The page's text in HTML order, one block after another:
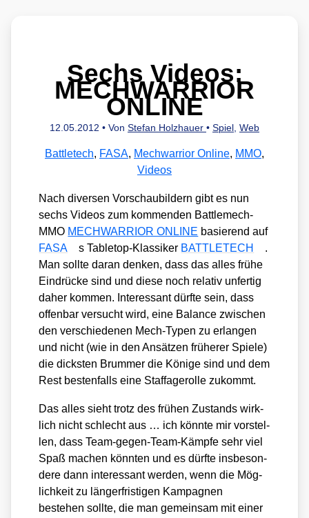
Sechs Videos:
MECHWARRIOR
ONLINE
12.05.2012 • Von Stefan Holzhauer • Spiel , Web
Battletech, FASA, Mechwarrior Online, MMO,
Videos
Nach diver­sen Vor­schau­bil­dern gibt es nun
sechs Vide­os zum kom­men­den Batt­le­mech-
MMO MECHWARRIOR ONLINE basie­rend auf
FASA
s Table­top-Klas­si­ker BATTLETECH
.
Man soll­te dar­an den­ken, dass das alles frü­he
Ein­drü­cke sind und die­se noch rela­tiv unfer­tig
daher kom­men. Inter­es­sant dürf­te sein, dass
offen­bar ver­sucht wird, eine Balan­ce zwi­schen
den ver­schie­de­nen Mech-Typen zu erlan­gen
und nicht (wie in den Ansät­zen frü­he­rer Spie­le)
die dicks­ten Brum­mer die Köni­ge sind und dem
Rest bes­ten­falls eine Staf­fa­ge­rol­le zukommt.
Das alles sieht trotz des frü­hen Zustands wirk­
lich nicht schlecht aus … ich könn­te mir vor­stel­
len, dass Team-gegen-Team-Kämp­fe sehr viel
Spaß machen könn­ten und es dürf­te ins­be­son­
de­re dann inter­es­sant wer­den, wenn die Mög­
lich­keit zu län­ger­fris­ti­gen Kam­pa­gnen
bestehen soll­te, die man gemein­sam mit einer